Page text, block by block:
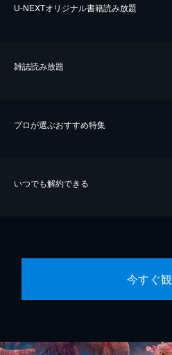
U-NEXTオリジナル書籍読み放題
雑誌読み放題
プロが選ぶおすすめ特集
いつでも解約できる
今すぐ